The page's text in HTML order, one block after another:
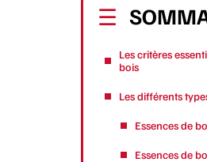
Les critères
bois
Les différents
Essences de
Essences de